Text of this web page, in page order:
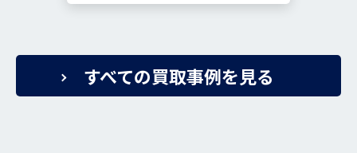
すべての買取事例を見る